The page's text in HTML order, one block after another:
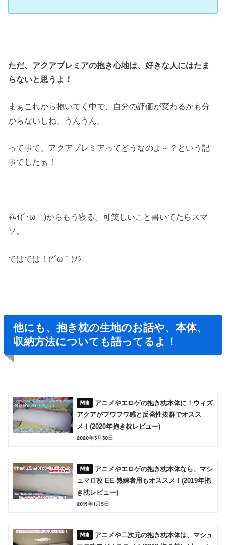
ただ、アクアプレミアの抱き心地は、好きな人にはたま
らないと思うよ！
まぁこれから抱いてく中で、自分の評価が変わるかも分
からないしね。うんうん。
って事で、アクアプレミアってどうなのよ～？という記
事でしたぁ！
ﾈﾑｲ(´･ωゞ)からもう寝る。可笑しいこと書いてたらスマ
ソ。
ではでは！(*´ω｀)ﾉｼ
他にも、抱き枕の生地のお話や、本体、
収納方法についても語ってるよ！
アニメやエロゲの抱き枕本体に！ウィズ
アクアがフワフワ感と反発性抜群でオスス
メ！(2020年抱き枕レビュー)
2020年3月30日
アニメやエロゲの抱き枕本体なら、マシ
ュマロ改 EE 熟練者用もオススメ！(2019年抱
き枕レビュー)
2019年1月5日
アニメや二次元の抱き枕本体は、マシュ